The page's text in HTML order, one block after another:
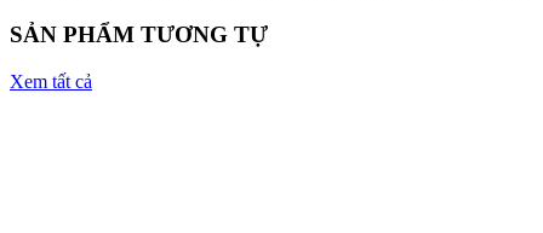
SẢN PHẨM TƯƠNG TỰ
Xem tất cả